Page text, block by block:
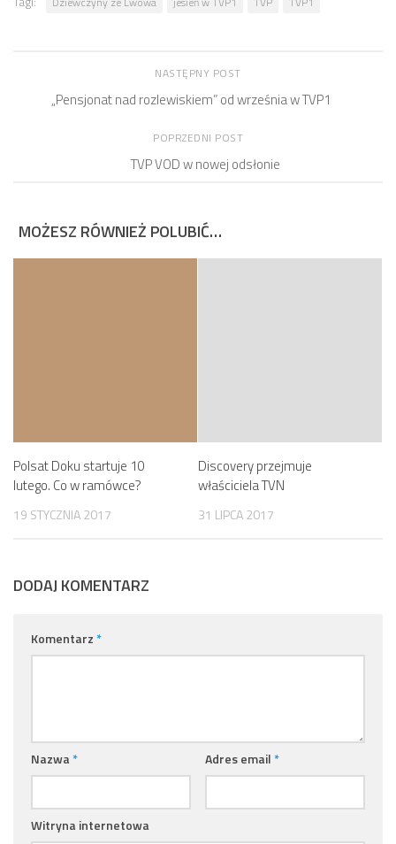
NASTĘPNY POST
„Pensjonat nad rozlewiskiem” od września w TVP1
POPRZEDNI POST
TVP VOD w nowej odsłonie
MOŻESZ RÓWNIEŻ POLUBIĆ…
Polsat Doku startuje 10
lutego. Co w ramówce?
19 STYCZNIA 2017
Discovery przejmuje
właściciela TVN
31 LIPCA 2017
DODAJ KOMENTARZ
Komentarz*
Nazwa* Adres email*
Witryna internetowa